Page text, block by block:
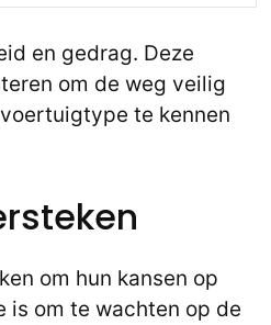
en gedrag. Deze
om de weg veilig
te kennen
om hun kansen op
is om te wachten op de